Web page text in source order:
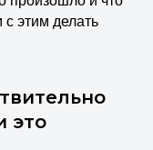
этим делать
это